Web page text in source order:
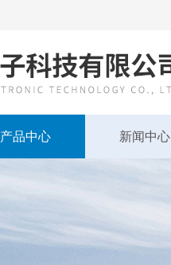
产品中心 新闻中心